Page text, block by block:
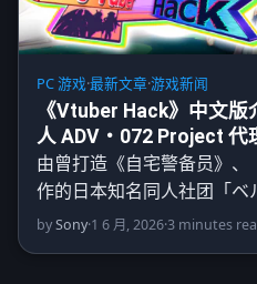
PC 游戏·最新文章·游戏新闻
《Vtuber Hack》中文
人 ADV・072 Project 代
由曾打造《自宅警备员》、
作的日本知名同人社团「
bySony·1 6 月, 2026·3 minutes